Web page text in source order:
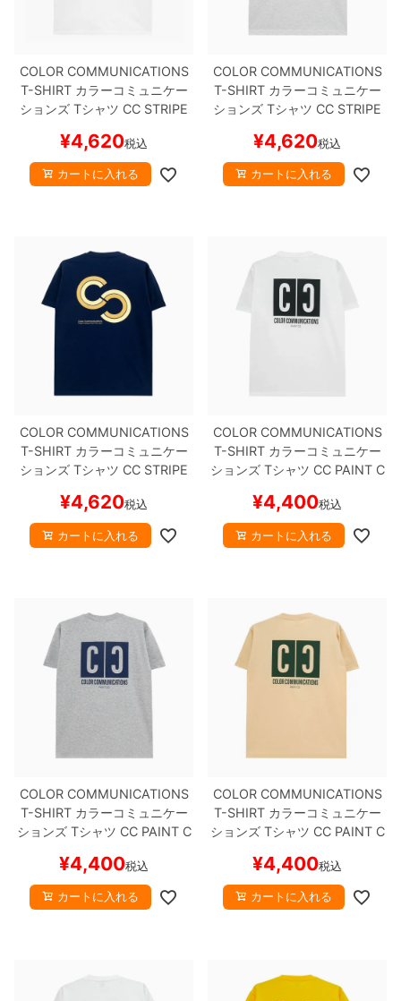
COLOR COMMUNICATIONS
T-SHIRTカラーコミュニケー
ションズ Tシャツ CC STRIPE
ド スケボー
¥4,620税込
カートに入れる
COLOR COMMUNICATIONS
T-SHIRTカラーコミュニケー
ションズ Tシャツ CC STRIPE
スケボー
¥4,620税込
カートに入れる
COLOR COMMUNICATIONS
T-SHIRTカラーコミュニケー
ションズ Tシャツ CC STRIPE
トボード スケボー
¥4,620税込
カートに入れる
COLOR COMMUNICATIONS
T-SHIRTカラーコミュニケー
ションズTシャツ CC PAINT C
ボー
¥4,400税込
カートに入れる
COLOR COMMUNICATIONS
T-SHIRTカラーコミュニケー
ションズTシャツ CC PAINT C
ボー
¥4,400税込
カートに入れる
COLOR COMMUNICATIONS
T-SHIRTカラーコミュニケー
ションズTシャツ CC PAINT C
スケボー
¥4,400税込
カートに入れる